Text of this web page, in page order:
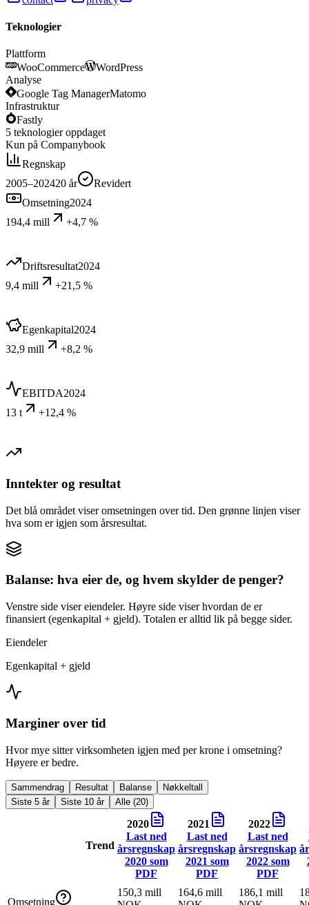
Teknologier
Plattform
WooCommerce
WordPress
Analyse
Google Tag ManagerMatomo
Infrastruktur
Fastly
5 teknologier oppdaget
Kun på Companybook
Regnskap
2005–202420 år
Revidert
Omsetning2024
194,4 mill
+4,7 %
Driftsresultat2024
9,4 mill
+21,5 %
Egenkapital2024
32,9 mill
+8,2 %
EBITDA2024
13 t
+12,4 %
Inntekter og resultat
Det blå området viser omsetningen over tid. Den grønne linjen viser
hva som er igjen som årsresultat.
Balanse: hva eier de, og hvem skylder de penger?
Venstre side viser eiendeler. Høyre side viser hvordan de er
finansiert (egenkapital + gjeld). Totalen er alltid lik på begge sider.
Eiendeler
Egenkapital + gjeld
Marginer over tid
Hvor mye sitter virksomheten igjen med per krone i omsetning?
Høyere er bedre.
Sammendrag Resultat Balanse
Nøkkeltall
Siste 5 år
Siste 10 år Alle (20)
Trend
2020
Last ned
årsregnskap
2020som
PDF
2021
Last ned
årsregnskap
2021 som
PDF
2022
Last ned
årsregnskap
2022som
PDF
Omsetning
150,3 mill
164,6 mill
186,1 mill